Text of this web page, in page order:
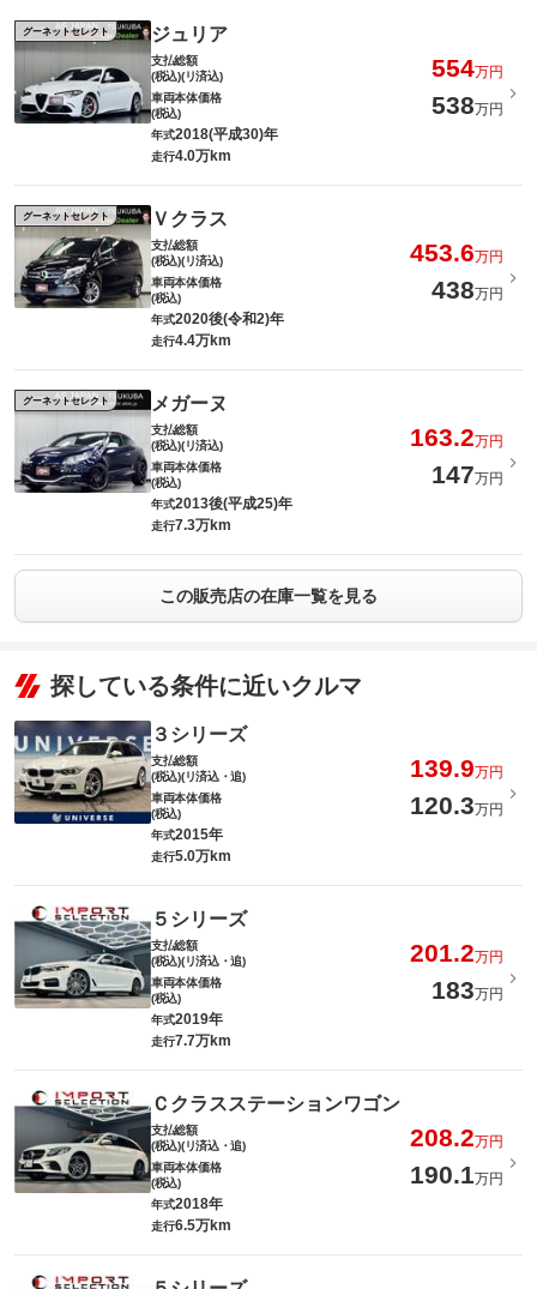
グーネットセレクト ジュリア
支払総額
(税込)(リ済込)
554万円
車両本体価格
(税込)
538万円
年式2018(平成30)年
走行4.0万km
グーネットセレクト Ｖクラス
支払総額
(税込)(リ済込)
453.6万円
車両本体価格
(税込)
438万円
年式2020後(令和2)年
走行4.4万km
グーネットセレクト メガーヌ
支払総額
(税込)(リ済込)
163.2万円
車両本体価格
(税込)
147万円
年式2013後(平成25)年
走行7.3万km
この販売店の在庫一覧を見る
探している条件に近いクルマ
３シリーズ
支払総額
(税込)(リ済込・追)
139.9万円
車両本体価格
(税込)
120.3万円
年式2015年
走行5.0万km
５シリーズ
支払総額
(税込)(リ済込・追)
201.2万円
車両本体価格
(税込)
183万円
年式2019年
走行7.7万km
Ｃクラスステーションワゴン
支払総額
(税込)(リ済込・追)
208.2万円
車両本体価格
(税込)
190.1万円
年式2018年
走行6.5万km